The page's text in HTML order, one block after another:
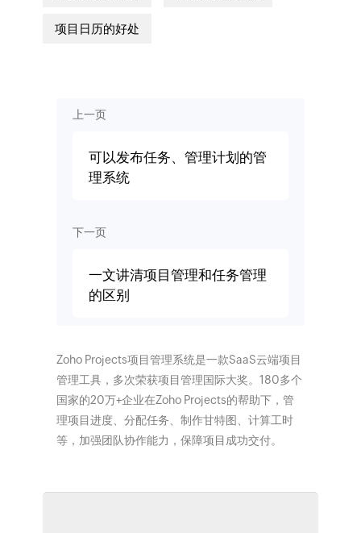
项目日历的好处
上一页
可以发布任务、管理计划的管
理系统
下一页
一文讲清项目管理和任务管理
的区别
Zoho Projects项目管理系统是一款SaaS云端项目
管理工具，多次荣获项目管理国际大奖。180多个
国家的20万+企业在Zoho Projects的帮助下，管
理项目进度、分配任务、制作甘特图、计算工时
等，加强团队协作能力，保障项目成功交付。